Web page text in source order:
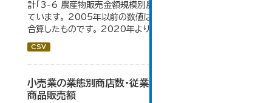
計「3-6 農産物販売金額規模別農家数」のデータを参照し
ています。 2005年以前の数値は合併前市町村の数値を
合算したものです。 2020年より集計区分が変更となる。
CSV
小売業の業態別商店数・従業者数・売場面積・年間
商品販売額